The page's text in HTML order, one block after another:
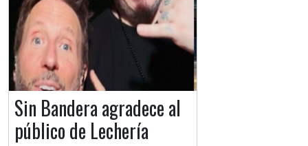
Sin Bandera agradece al
público de Lechería